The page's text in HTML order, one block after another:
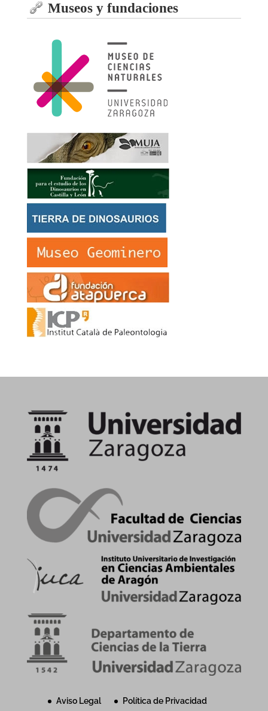
Museos y fundaciones
Aviso Legal
Política de Privacidad